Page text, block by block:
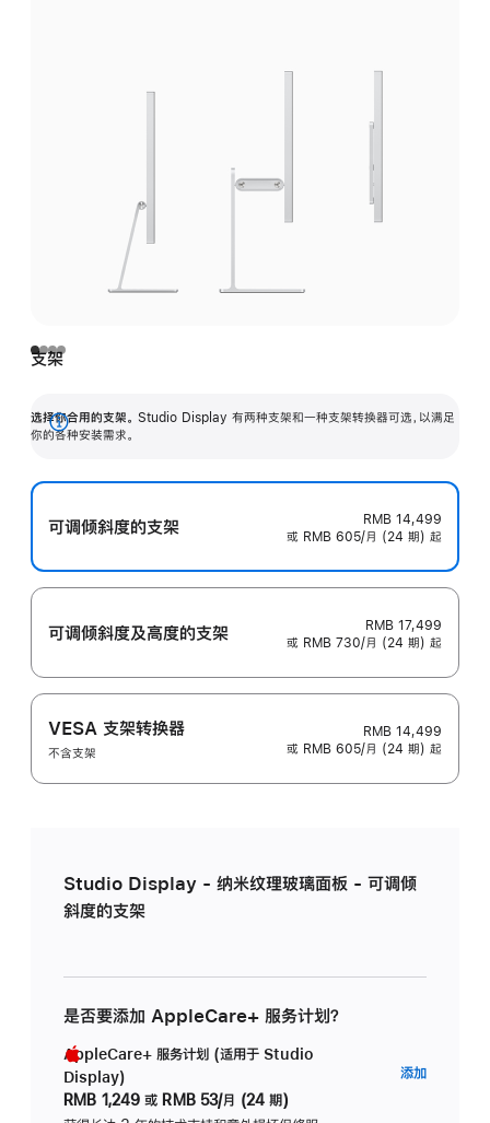
支架
选择你合用的支架。 Studio Display 有两种支架和一种支架转换器可选，以满足
你的各种安装需求。
展
可调倾斜度的支架
RMB 14,499
或 RMB 605/月 (24 期) 起
可调倾斜度及高‍度的支‍架
RMB 17,499
或 RMB 730/月 (24 期) 起
VESA 支架转换器
不含支架
RMB 14,499
或 RMB 605/月 (24 期) 起
Studio Display - 纳米纹理玻璃面板 - 可调倾
斜度的支架
是否要添加 AppleCare+ 服务计划？
AppleCare+ 服务计划 (适用于 Studio
Display)
RMB 1,249 或 RMB 53/月 (24 期)
添加